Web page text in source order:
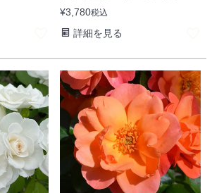
¥3,780税込
詳細を見る